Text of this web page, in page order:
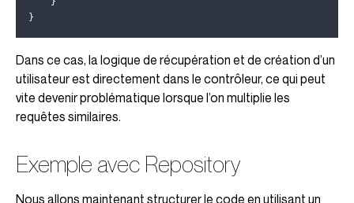
}
Dans ce cas, la logique de récupération et de création d’un
utilisateur est directement dans le contrôleur, ce qui peut
vite devenir problématique lorsque l’on multiplie les
requêtes similaires.
Exemple avec Repository
Nous allons maintenant structurer le code en utilisant un